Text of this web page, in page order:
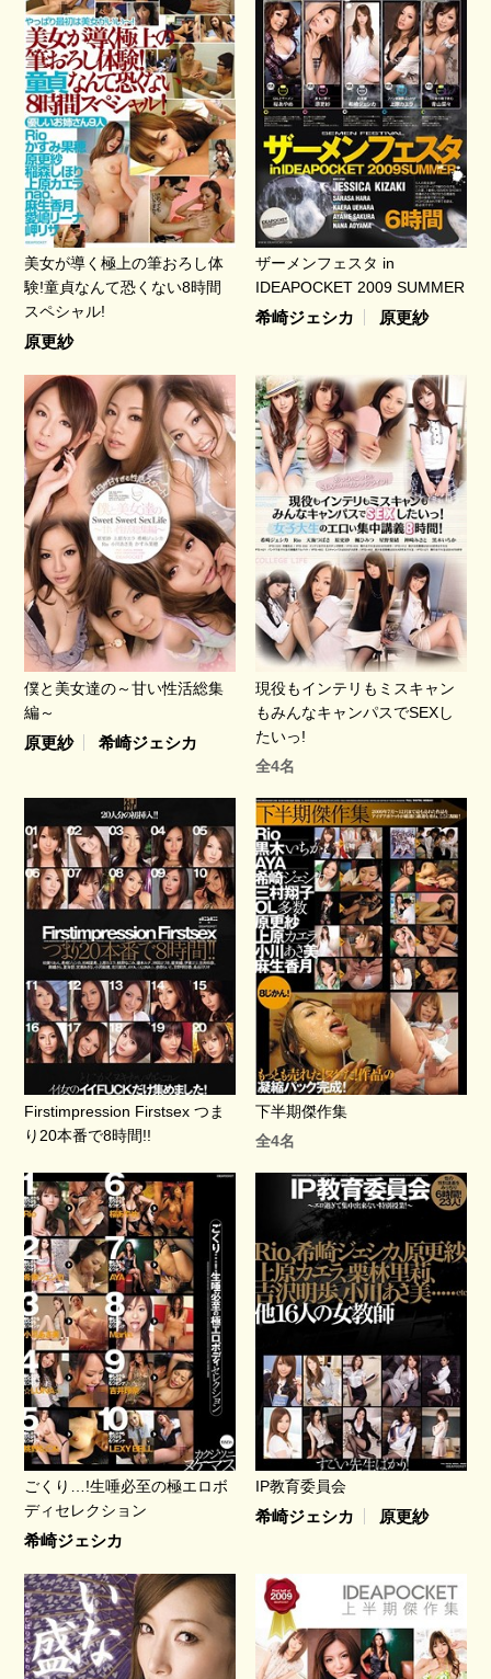
美女が導く極上の筆おろし体
験!童貞なんて恐くない8時間
スペシャル!
原更紗
ザーメンフェスタ in
IDEAPOCKET 2009 SUMMER
希崎ジェシカ 原更紗
僕と美女達の～甘い性活総集
編～
原更紗 希崎ジェシカ
現役もインテリもミスキャン
もみんなキャンパスでSEXし
たいっ!
全4名
Firstimpression Firstsex つま
り20本番で8時間!!
下半期傑作集
全4名
ごくり…!生唾必至の極エロボ
ディセレクション
希崎ジェシカ
IP教育委員会
希崎ジェシカ 原更紗